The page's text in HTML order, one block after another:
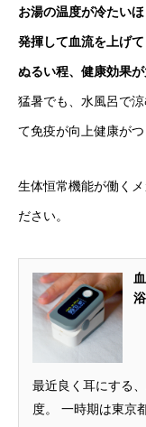
お湯の温度が冷たい
発揮して血流を上げて
ぬるい程、健康効果が
猛暑でも、水風呂で
て免疫が向上健康がつ
生体恒常機能が働く
ださい。
最近良く耳にする
度。 一時期は東京